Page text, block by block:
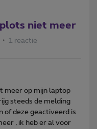
niet meer
1 reactie
meer op mijn laptop
steeds de melding
of deze geactiveerd is
, ik heb er al voor